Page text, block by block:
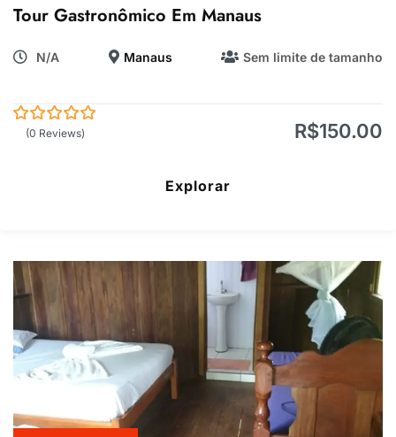
Tour Gastronômico Em Manaus
N/A Manaus Sem limite de tamanho
R$150.00
(0 Reviews)
Explorar